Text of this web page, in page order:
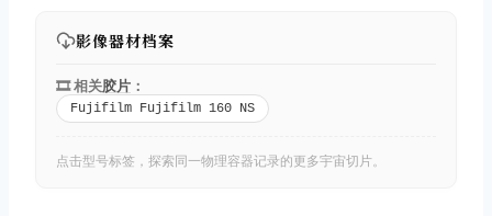
影像器材档案
🎞️ 相关胶片 ：
Fujifilm Fujifilm 160 NS
点击型号标签，探索同一物理容器记录的更多宇宙切片。